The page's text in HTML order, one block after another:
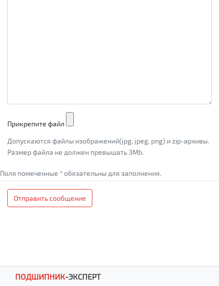
Прикрепите файл
Допускаются файлы изображений(jpg, jpeg, png) и zip-архивы.
Размер файла не должен превышать 3Mb.
Поля помеченные * обязательны для заполнения.
Отправить сообщение
ПОДШИПНИК-ЭКСПЕРТ